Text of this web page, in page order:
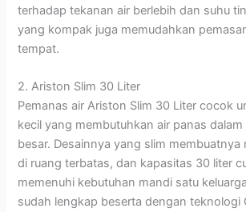
terhadap tekanan air berlebih dan suhu
yang kompak juga memudahkan
tempat.
2. Ariston Slim 30 Liter
Pemanas air Ariston Slim 30 Liter cocok
kecil yang membutuhkan air panas dalam
besar. Desainnya yang slim membuatnya
di ruang terbatas, dan kapasitas 30 liter
memenuhi kebutuhan mandi satu
sudah lengkap beserta dengan teknologi